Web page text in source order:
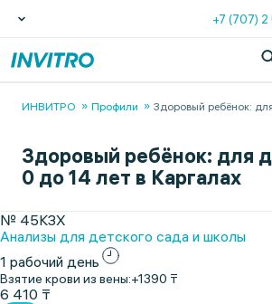
+7 (707)
ИНВИТРО Профили Здоровый ребёнок: для
Здоровый ребёнок: для
0 до 14 лет в Каргалах
№ 45КЗХ
Анализы для детского сада и школы
1 рабочий день
Взятие крови из вены:+1390 ₸
6 410 ₸